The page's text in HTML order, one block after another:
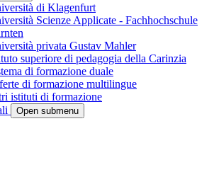
di Klagenfurt
Scienze Applicate - Fachhochschule
privata Gustav Mahler
superiore di pedagogia della Carinzia
di formazione duale
di formazione multilingue
istituti di formazione
Open submenu